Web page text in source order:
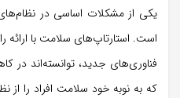
یکی از مشکلات اساسی در
است. استارتاپ‌های سلامت با ارائه
فناوری‌های جدید، توانسته‌اند در
که به نوبه خود سلامت افراد را